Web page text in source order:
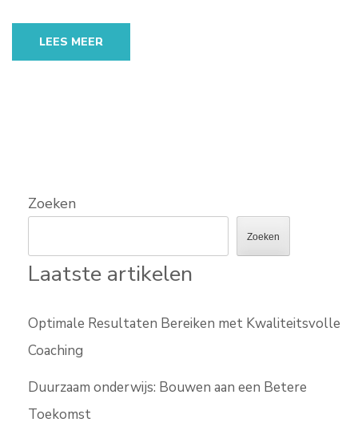
LEES MEER
Zoeken
Zoeken
Laatste artikelen
Optimale Resultaten Bereiken met Kwaliteitsvolle
Coaching
Duurzaam onderwijs: Bouwen aan een Betere
Toekomst